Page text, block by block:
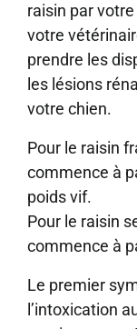
raisin par
votre
prendre les
les lésions
votre chien.
Pour le raisin
commence à
poids vif.
Pour le raisin
commence à
Le premier
l’intoxication